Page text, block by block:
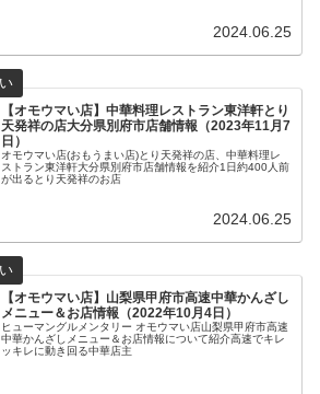
2024.06.25
【オモウマい店】中華料理レストラン東洋軒とり
天発祥の店大分県別府市店舗情報（2023年11月7
日）
オモウマい店(おもうまい店)とり天発祥の店、中華料理レ
ストラン東洋軒大分県別府市店舗情報を紹介1日約400人前
が出るとり天発祥のお店
2024.06.25
【オモウマい店】山梨県甲府市高速中華かんざし
メニュー＆お店情報（2022年10月4日）
ヒューマングルメンタリー オモウマい店山梨県甲府市高速
中華かんざしメニュー＆お店情報について紹介高速でキレ
ッキレに動き回る中華店主